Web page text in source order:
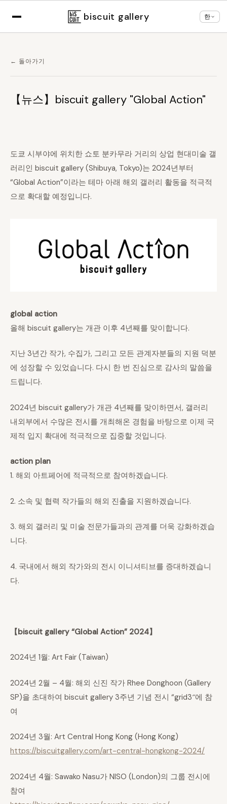
브라우저 설정에 따라한국어 언어 변경 ×
biscuit gallery 한
← 돌아가기
【뉴스】biscuit gallery "Global Action"
도쿄 시부야에 위치한 쇼토 분카무라 거리의 상업 현대미술 갤
러리인 biscuit gallery (Shibuya, Tokyo)는 2024년부터
“Global Action”이라는 테마 아래 해외 갤러리 활동을 적극적
으로 확대할 예정입니다.
global action
올해 biscuit gallery는 개관 이후 4년째를 맞이합니다.
지난 3년간 작가, 수집가, 그리고 모든 관계자분들의 지원 덕분
에 성장할 수 있었습니다. 다시 한 번 진심으로 감사의 말씀을
드립니다.
2024년 biscuit gallery가 개관 4년째를 맞이하면서, 갤러리
내외부에서 수많은 전시를 개최해온 경험을 바탕으로 이제 국
제적 입지 확대에 적극적으로 집중할 것입니다.
action plan
1. 해외 아트페어에 적극적으로 참여하겠습니다.
2. 소속 및 협력 작가들의 해외 진출을 지원하겠습니다.
3. 해외 갤러리 및 미술 전문가들과의 관계를 더욱 강화하겠습
니다.
4. 국내에서 해외 작가와의 전시 이니셔티브를 증대하겠습니
다.
【biscuit gallery “Global Action” 2024】
2024년 1월: Art Fair (Taiwan)
2024년 2월 – 4월: 해외 신진 작가 Rhee Donghoon (Gallery
SP)을 초대하여 biscuit gallery 3주년 기념 전시 “grid3″에 참
여
2024년 3월: Art Central Hong Kong (Hong Kong)
https://biscuitgallery.com/art-central-hongkong-2024/
2024년 4월: Sawako Nasu가 NISO (London)의 그룹 전시에
참여